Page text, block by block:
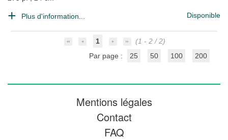
Plus d'information... Disponible
1
(1 - 2 / 2)
Par page :
25 50 100 200
Mentions légales
Contact
FAQ